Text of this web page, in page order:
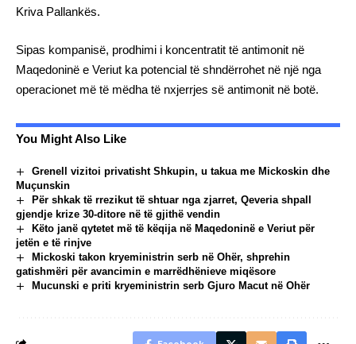
Kriva Pallankës.
Sipas kompanisë, prodhimi i koncentratit të antimonit në
Maqedoninë e Veriut ka potencial të shndërrohet në një nga
operacionet më të mëdha të nxjerrjes së antimonit në botë.
You Might Also Like
Grenell vizitoi privatisht Shkupin, u takua me Mickoskin dhe
Muçunskin
Për shkak të rrezikut të shtuar nga zjarret, Qeveria shpall
gjendje krize 30-ditore në të gjithë vendin
Këto janë qytetet më të këqija në Maqedoninë e Veriut për
jetën e të rinjve
Mickoski takon kryeministrin serb në Ohër, shprehin
gatishmëri për avancimin e marrëdhënieve miqësore
Mucunski e priti kryeministrin serb Gjuro Macut në Ohër